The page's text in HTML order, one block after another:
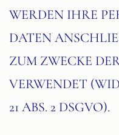
WERDEN IHRE
DATEN
ZUM ZWECKE
VERWENDET
21 ABS. 2 DSGVO).